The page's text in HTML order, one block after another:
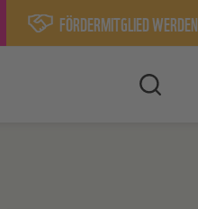
FÖRDERMITGLIED WERDEN